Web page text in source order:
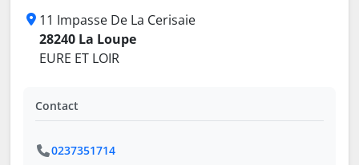
11 Impasse De La Cerisaie
28240 La Loupe
EURE ET LOIR
Contact
0237351714